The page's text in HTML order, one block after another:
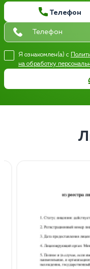
Телефон
Я ознакомлен(а) с
на обработку